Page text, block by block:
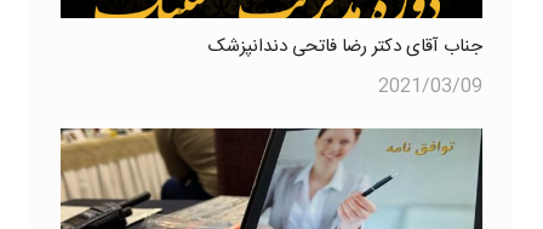
جناب آقای دکتر رضا فاتحی دندانپزشک
2021/03/09